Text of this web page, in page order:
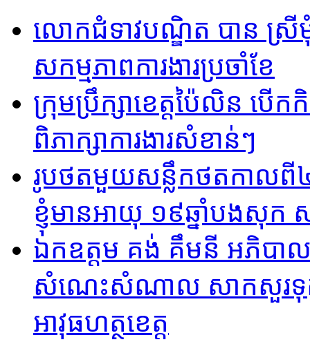
លោកជំទាវបណ្ឌិត បាន ស្រី
សកម្មភាពការងារប្រចាំខែ
ក្រុមប្រឹក្សាខេត្តប៉ៃលិន ប
ពិភាក្សាការងារសំខាន់ៗ
រូបថតមួយសន្លឹកថតកាលពី៤
ខ្ញុំមានអាយុ ១៩ឆ្នាំបងសុក
ឯកឧត្តម គង់ គឹមនី អភិបា
សំណេះសំណាល សាកសួរទុក្ខ
អាវុធហត្ថខេត្ត